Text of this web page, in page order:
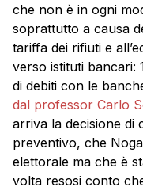
che non è in ogni
soprattutto a causa
tariffa dei rifiuti e
verso istituti bancari:
di debiti con le
dal professor Carlo
arriva la decisione di
preventivo, che
elettorale ma che è
volta resosi conto